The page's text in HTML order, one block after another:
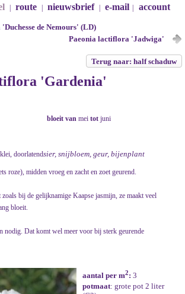
route nieuwsbrief e-mail account
de Nemours' (LD)
Paeonia lactiflora 'Jadwiga'
Terug naar: half schaduw
'Gardenia'
bloeit van mei tot juni
doorlatendsier, snijbloem, geur, bijenplant
roze), midden vroeg en zacht en zoet geurend.
bij de gelijknamige Kaapse jasmijn, ze maakt veel
bloeit.
nodig. Dat komt wel meer voor bij sterk geurende
aantal per m2: 3
potmaat: grote pot 2 liter